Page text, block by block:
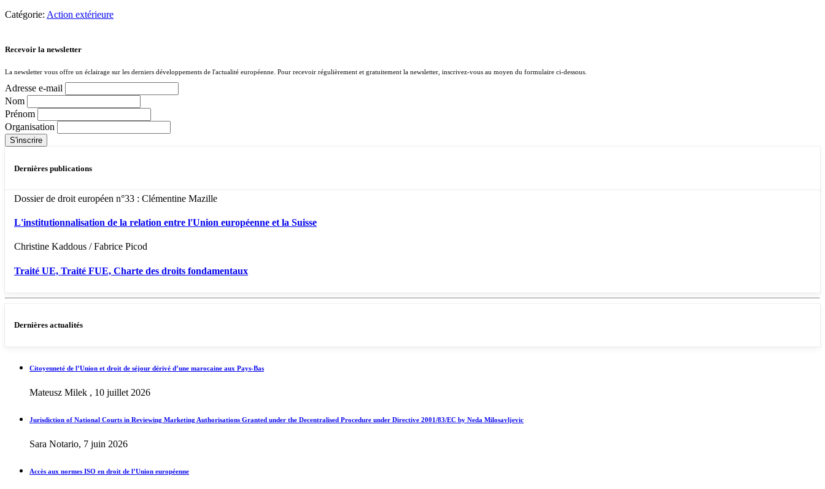
Catégorie: Action extérieure
Recevoir la newsletter
La newsletter vous offre un éclairage sur les derniers développements de l'actualité européenne. Pour recevoir régulièrement et gratuitement la newsletter, inscrivez-vous au moyen du formulaire ci-dessous.
Adresse e-mail
Nom
Prénom
Organisation
Dernières publications
Dossier de droit européen n°33 : Clémentine Mazille
L'institutionnalisation de la relation entre l'Union européenne et la Suisse
Christine Kaddous / Fabrice Picod
Traité UE, Traité FUE, Charte des droits fondamentaux
Dernières actualités
Citoyenneté de l’Union et droit de séjour dérivé d’une marocaine aux Pays-Bas
Mateusz Milek , 10 juillet 2026
Jurisdiction of National Courts in Reviewing Marketing Authorisations Granted under the Decentralised Procedure under Directive 2001/83/EC by Neda Milosavljevic
Sara Notario, 7 juin 2026
Accès aux normes ISO en droit de l’Union européenne